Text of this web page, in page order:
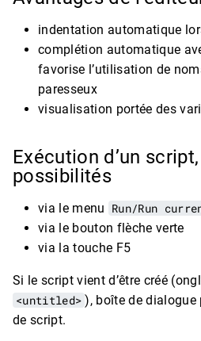
indentation automatique
complétion automatique
favorise l’utilisation de
paresseux
visualisation portée des
Exécution d’un
possibilités
via le menu Run/Run
via le bouton flèche verte
via la touche F5
Si le script vient d’être créé
<untitled> ), boîte de dialogue
de script.